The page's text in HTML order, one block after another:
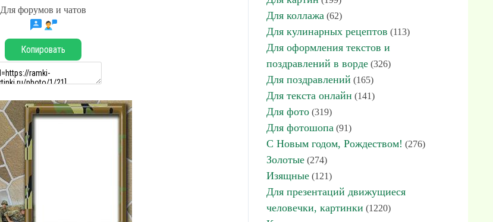
Для форумов и чатов
Копировать
Для коллажа (62)
Для кулинарных рецептов (113)
Для оформления текстов и
поздравлений в ворде (326)
Для поздравлений (165)
Для текста онлайн (141)
Для фото (319)
Для фотошопа (91)
С Новым годом, Рождеством! (276)
Золотые (274)
Изящные (121)
Для презентаций движущиеся
человечки, картинки (1220)